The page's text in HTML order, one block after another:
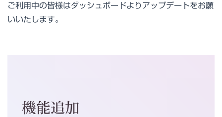
ご利用中の皆様はダッシュボードよりアップデートをお願
いいたします。
機能追加